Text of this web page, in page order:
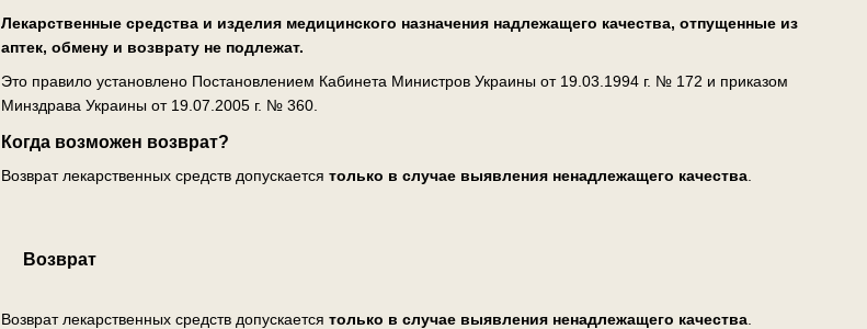
Лекарственные средства и изделия медицинского назначения надлежащего качества, отпущенные из
аптек, обмену и возврату не подлежат.
Это правило установлено Постановлением Кабинета Министров Украины от 19.03.1994 г. № 172 и приказом
Минздрава Украины от 19.07.2005 г. № 360.
Когда возможен возврат?
Возврат лекарственных средств допускается только в случае выявления ненадлежащего качества.
Возврат
Возврат лекарственных средств допускается только в случае выявления ненадлежащего качества.